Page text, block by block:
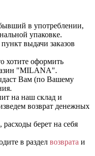
в употреблении,
упаковке.
выдачи заказов
хотите оформить
"MILANA".
Вам (по Вашему
на наш склад и
возврат денежных
берет на себя
в раздел возврата и